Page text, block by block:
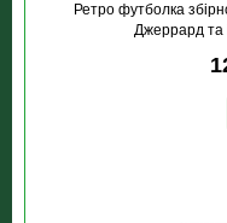
Ретро футболка
Джеррард та